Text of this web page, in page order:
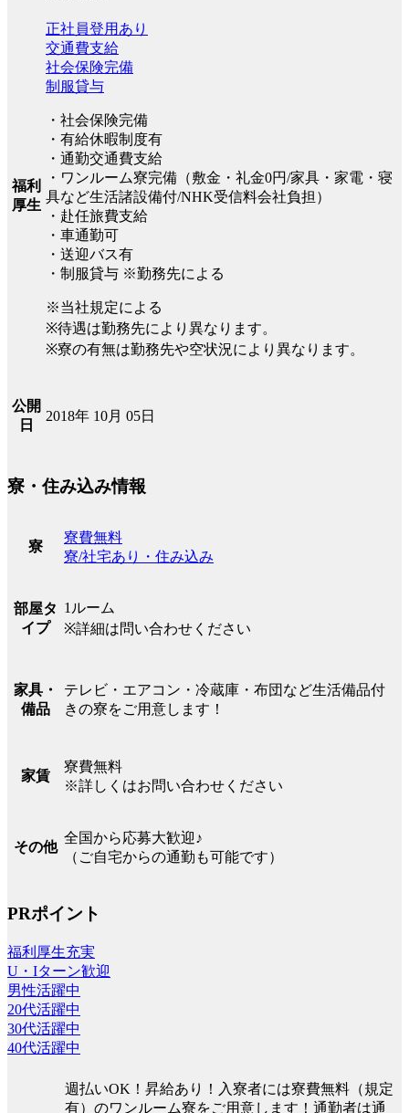
福利
厚生
正社員登用あり
交通費支給
社会保険完備
制服貸与
・社会保険完備
・有給休暇制度有
・通勤交通費支給
・ワンルーム寮完備（敷金・礼金0円/家具・家電・寝
具など生活諸設備付/NHK受信料会社負担）
・赴任旅費支給
・車通勤可
・送迎バス有
・制服貸与 ※勤務先による
※当社規定による
※待遇は勤務先により異なります。
※寮の有無は勤務先や空状況により異なります。
公開
日
2018年 10月 05日
寮・住み込み情報
寮
寮費無料
寮/社宅あり・住み込み
部屋タ
イプ
1ルーム
※詳細は問い合わせください
家具・
備品
テレビ・エアコン・冷蔵庫・布団など生活備品付
きの寮をご用意します！
家賃
寮費無料
※詳しくはお問い合わせください
その他
全国から応募大歓迎♪
（ご自宅からの通勤も可能です）
PRポイント
福利厚生充実
U・Iターン歓迎
男性活躍中
20代活躍中
30代活躍中
40代活躍中
週払いOK！昇給あり！入寮者には寮費無料（規定
有）のワンルーム寮をご用意します！通勤者は通